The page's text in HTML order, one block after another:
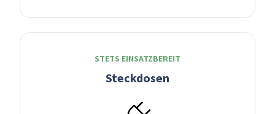
STETS EINSATZBEREIT
Steckdosen